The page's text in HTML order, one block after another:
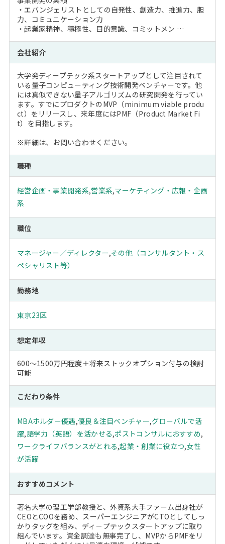
・エバンジェリストとしての自発性、創造力、推進力、胆
力、コミュニケーション力
・起業家精神、積極性、目的意識、コミットメン …
会社紹介
大学発ディープテック系スタートアップとして注目されて
いる量子コンピューティング技術開発ベンチャーです。他
には真似できない量子アルゴリズムの研究開発を行ってい
ます。すでにプロダクトのMVP（minimum viable produ
ct）をリリースし、来年度にはPMF（Product Market Fi
t）を目指します。
※詳細は、お問い合わせください。
職種
経営企画・事業開発系,営業系,マーケティング・広報・企画
系
職位
マネージャー／ディレクター,その他（コンサルタント・ス
ペシャリスト等）
勤務地
東京23区
想定年収
600～1500万円程度＋将来ストックオプション付与の検討
可能
こだわり条件
MBAホルダー優遇,優良＆注目ベンチャー,グローバルで活
躍,語学力（英語）を活かせる,ポストコンサルにおすすめ,
ワークライフバランスがとれる,起業・創業に役立つ,女性
が活躍
おすすめコメント
著名大学の理工学部教授と、外資系大手ファーム出身社が
CEOとCOOを務め、スーパーエンジニアがCTOとしてしっ
かりタッグを組み、ディ－プテックスタートアップに取り
組んでいます。資金調達も無事完了し、MVPからPMFをリ